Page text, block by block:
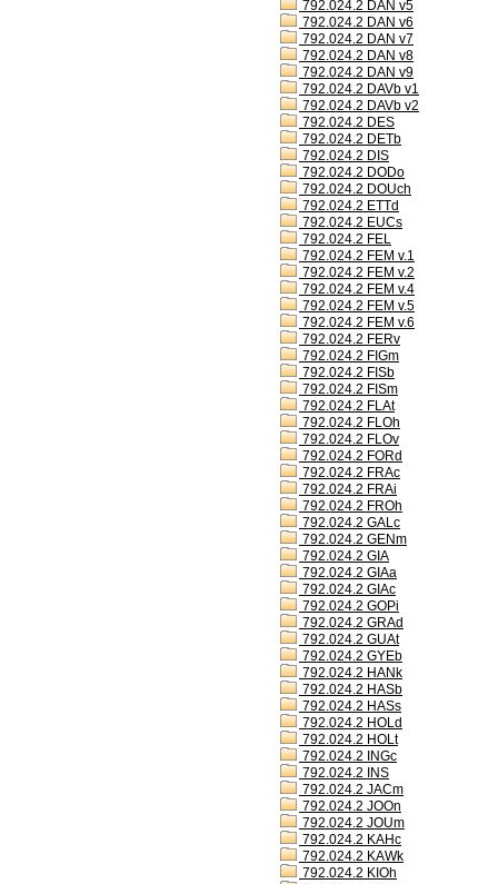
792.024.2 DAN v5
792.024.2 DAN v6
792.024.2 DAN v7
792.024.2 DAN v8
792.024.2 DAN v9
792.024.2 DAVb v1
792.024.2 DAVb v2
792.024.2 DES
792.024.2 DETb
792.024.2 DIS
792.024.2 DODo
792.024.2 DOUch
792.024.2 ETTd
792.024.2 EUCs
792.024.2 FEL
792.024.2 FEM v.1
792.024.2 FEM v.2
792.024.2 FEM v.4
792.024.2 FEM v.5
792.024.2 FEM v.6
792.024.2 FERv
792.024.2 FIGm
792.024.2 FISb
792.024.2 FISm
792.024.2 FLAt
792.024.2 FLOh
792.024.2 FLOv
792.024.2 FORd
792.024.2 FRAc
792.024.2 FRAi
792.024.2 FROh
792.024.2 GALc
792.024.2 GENm
792.024.2 GIA
792.024.2 GIAa
792.024.2 GIAc
792.024.2 GOPi
792.024.2 GRAd
792.024.2 GUAt
792.024.2 GYEb
792.024.2 HANk
792.024.2 HASb
792.024.2 HASs
792.024.2 HOLd
792.024.2 HOLt
792.024.2 INGc
792.024.2 INS
792.024.2 JACm
792.024.2 JOOn
792.024.2 JOUm
792.024.2 KAHc
792.024.2 KAWk
792.024.2 KIOh